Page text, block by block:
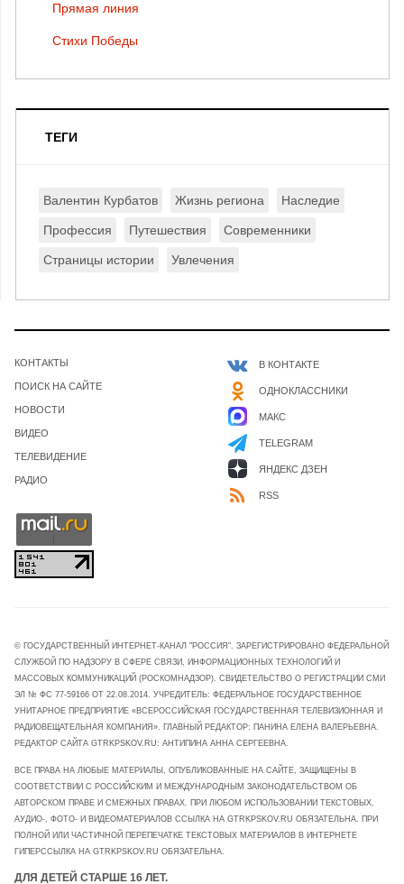
Прямая линия
Стихи Победы
ТЕГИ
Валентин Курбатов Жизнь региона Наследие
Профессия Путешествия Современники
Страницы истории Увлечения
КОНТАКТЫ
ПОИСК НА САЙТЕ
НОВОСТИ
ВИДЕО
ТЕЛЕВИДЕНИЕ
РАДИО
В КОНТАКТЕ
ОДНОКЛАССНИКИ
МАКС
TELEGRAM
ЯНДЕКС ДЗЕН
RSS
© ГОСУДАРСТВЕННЫЙ ИНТЕРНЕТ-КАНАЛ "РОССИЯ". ЗАРЕГИСТРИРОВАНО ФЕДЕРАЛЬНОЙ
СЛУЖБОЙ ПО НАДЗОРУ В СФЕРЕ СВЯЗИ, ИНФОРМАЦИОННЫХ ТЕХНОЛОГИЙ И
МАССОВЫХ КОММУНИКАЦИЙ (РОСКОМНАДЗОР). СВИДЕТЕЛЬСТВО О РЕГИСТРАЦИИ СМИ
ЭЛ № ФС 77-59166 ОТ 22.08.2014. УЧРЕДИТЕЛЬ: ФЕДЕРАЛЬНОЕ ГОСУДАРСТВЕННОЕ
УНИТАРНОЕ ПРЕДПРИЯТИЕ «ВСЕРОССИЙСКАЯ ГОСУДАРСТВЕННАЯ ТЕЛЕВИЗИОННАЯ И
РАДИОВЕЩАТЕЛЬНАЯ КОМПАНИЯ». ГЛАВНЫЙ РЕДАКТОР: ПАНИНА ЕЛЕНА ВАЛЕРЬЕВНА.
РЕДАКТОР САЙТА GTRKPSKOV.RU: АНТИПИНА АННА СЕРГЕЕВНА.
ВСЕ ПРАВА НА ЛЮБЫЕ МАТЕРИАЛЫ, ОПУБЛИКОВАННЫЕ НА САЙТЕ, ЗАЩИЩЕНЫ В
СООТВЕТСТВИИ С РОССИЙСКИМ И МЕЖДУНАРОДНЫМ ЗАКОНОДАТЕЛЬСТВОМ ОБ
АВТОРСКОМ ПРАВЕ И СМЕЖНЫХ ПРАВАХ. ПРИ ЛЮБОМ ИСПОЛЬЗОВАНИИ ТЕКСТОВЫХ,
АУДИО-, ФОТО- И ВИДЕОМАТЕРИАЛОВ ССЫЛКА НА GTRKPSKOV.RU ОБЯЗАТЕЛЬНА. ПРИ
ПОЛНОЙ ИЛИ ЧАСТИЧНОЙ ПЕРЕПЕЧАТКЕ ТЕКСТОВЫХ МАТЕРИАЛОВ В ИНТЕРНЕТЕ
ГИПЕРССЫЛКА НА GTRKPSKOV.RU ОБЯЗАТЕЛЬНА.
ДЛЯ ДЕТЕЙ СТАРШЕ 16 ЛЕТ.